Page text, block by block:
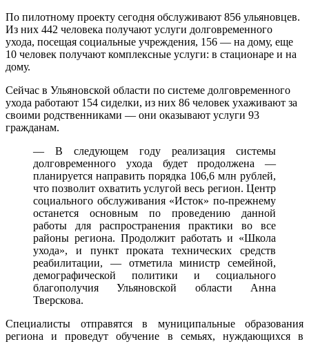
По пилотному проекту сегодня обслуживают 856 ульяновцев.
Из них 442 человека получают услуги долговременного
ухода, посещая социальные учреждения, 156 — на дому, еще
10 человек получают комплексные услуги: в стационаре и на
дому.
Сейчас в Ульяновской области по системе долговременного
ухода работают 154 сиделки, из них 86 человек ухаживают за
своими родственниками — они оказывают услуги 93
гражданам.
— В следующем году реализация системы
долговременного ухода будет продолжена —
планируется направить порядка 106,6 млн рублей,
что позволит охватить услугой весь регион. Центр
социального обслуживания «Исток» по-прежнему
останется основным по проведению данной
работы для распространения практики во все
районы региона. Продолжит работать и «Школа
ухода», и пункт проката технических средств
реабилитации, — отметила министр семейной,
демографической политики и социального
благополучия Ульяновской области Анна
Тверскова.
Специалисты отправятся в муниципальные образования
региона и проведут обучение в семьях, нуждающихся в